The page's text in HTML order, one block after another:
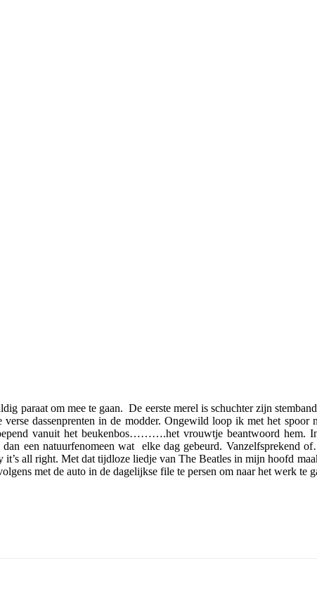
paraat om mee te gaan. De eerste merel is schuchter zijn
dassenprenten in de modder. Ongewild loop ik met het
vanuit het beukenbos……….het vrouwtje beantwoord hem.
een natuurfenomeen wat elke dag gebeurd. Vanzelfsprekend
it’s all right. Met dat tijdloze liedje van The Beatles in mijn hoofd
met de auto in de dagelijkse file te persen om naar het werk te